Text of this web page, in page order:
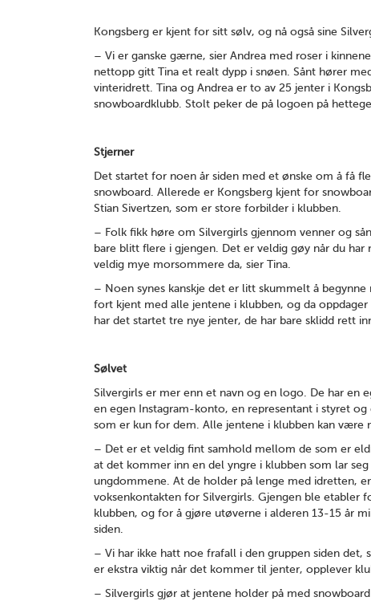
Kongsberg er kjent for sitt sølv, og nå også sine
– Vi er ganske gærne, sier Andrea med roser i
nettopp gitt Tina et realt dypp i snøen. Sånt hører
vinteridrett. Tina og Andrea er to av 25 jenter i
snowboardklubb. Stolt peker de på logoen på
Stjerner
Det startet for noen år siden med et ønske om å få
snowboard. Allerede er Kongsberg kjent for
Stian Sivertzen, som er store forbilder i klubben.
– Folk fikk høre om Silvergirls gjennom venner og
bare blitt flere i gjengen. Det er veldig gøy når du har
veldig mye morsommere da, sier Tina.
– Noen synes kanskje det er litt skummelt å
fort kjent med alle jentene i klubben, og da oppdager
har det startet tre nye jenter, de har bare sklidd rett
Sølvet
Silvergirls er mer enn et navn og en logo. De har en
en egen Instagram-konto, en representant i styret og
som er kun for dem. Alle jentene i klubben kan være
– Det er et veldig fint samhold mellom de som er
at det kommer inn en del yngre i klubben som lar
ungdommene. At de holder på lenge med idretten,
voksenkontakten for Silvergirls. Gjengen ble etabler
klubben, og for å gjøre utøverne i alderen 13-15 år
siden.
– Vi har ikke hatt noe frafall i den gruppen siden det,
er ekstra viktig når det kommer til jenter, opplever
– Silvergirls gjør at jentene holder på med